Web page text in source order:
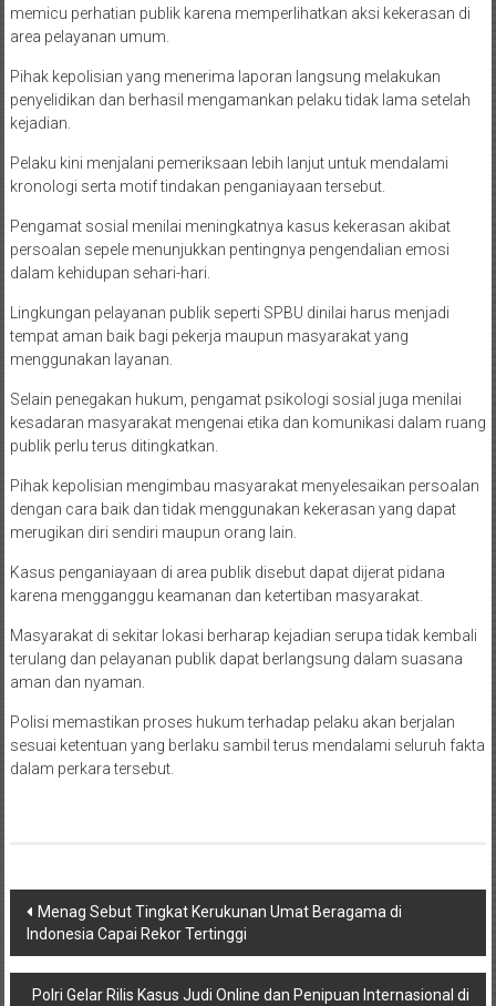
memicu perhatian publik karena memperlihatkan aksi kekerasan di
area pelayanan umum.
Pihak kepolisian yang menerima laporan langsung melakukan
penyelidikan dan berhasil mengamankan pelaku tidak lama setelah
kejadian.
Pelaku kini menjalani pemeriksaan lebih lanjut untuk mendalami
kronologi serta motif tindakan penganiayaan tersebut.
Pengamat sosial menilai meningkatnya kasus kekerasan akibat
persoalan sepele menunjukkan pentingnya pengendalian emosi
dalam kehidupan sehari-hari.
Lingkungan pelayanan publik seperti SPBU dinilai harus menjadi
tempat aman baik bagi pekerja maupun masyarakat yang
menggunakan layanan.
Selain penegakan hukum, pengamat psikologi sosial juga menilai
kesadaran masyarakat mengenai etika dan komunikasi dalam ruang
publik perlu terus ditingkatkan.
Pihak kepolisian mengimbau masyarakat menyelesaikan persoalan
dengan cara baik dan tidak menggunakan kekerasan yang dapat
merugikan diri sendiri maupun orang lain.
Kasus penganiayaan di area publik disebut dapat dijerat pidana
karena mengganggu keamanan dan ketertiban masyarakat.
Masyarakat di sekitar lokasi berharap kejadian serupa tidak kembali
terulang dan pelayanan publik dapat berlangsung dalam suasana
aman dan nyaman.
Polisi memastikan proses hukum terhadap pelaku akan berjalan
sesuai ketentuan yang berlaku sambil terus mendalami seluruh fakta
dalam perkara tersebut.
Navigasi
pos
Menag Sebut Tingkat Kerukunan Umat Beragama di
Indonesia Capai Rekor Tertinggi
Polri Gelar Rilis Kasus Judi Online dan Penipuan Internasional di